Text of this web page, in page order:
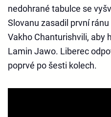
nedohrané tabulce se
Slovanu zasadil první
Vakho Chanturishvili, aby
Lamin Jawo. Liberec
poprvé po šesti kolech.